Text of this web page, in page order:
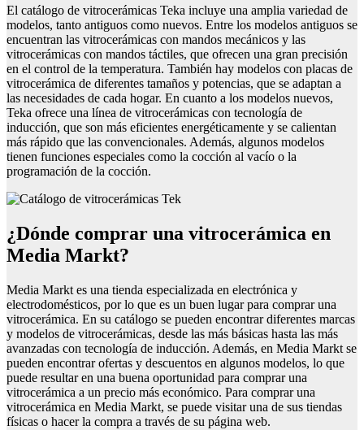
El catálogo de vitrocerámicas Teka incluye una amplia variedad de
modelos, tanto antiguos como nuevos. Entre los modelos antiguos se
encuentran las vitrocerámicas con mandos mecánicos y las
vitrocerámicas con mandos táctiles, que ofrecen una gran precisión
en el control de la temperatura. También hay modelos con placas de
vitrocerámica de diferentes tamaños y potencias, que se adaptan a
las necesidades de cada hogar. En cuanto a los modelos nuevos,
Teka ofrece una línea de vitrocerámicas con tecnología de
inducción, que son más eficientes energéticamente y se calientan
más rápido que las convencionales. Además, algunos modelos
tienen funciones especiales como la cocción al vacío o la
programación de la cocción.
¿Dónde comprar una vitrocerámica en
Media Markt?
Media Markt es una tienda especializada en electrónica y
electrodomésticos, por lo que es un buen lugar para comprar una
vitrocerámica. En su catálogo se pueden encontrar diferentes marcas
y modelos de vitrocerámicas, desde las más básicas hasta las más
avanzadas con tecnología de inducción. Además, en Media Markt se
pueden encontrar ofertas y descuentos en algunos modelos, lo que
puede resultar en una buena oportunidad para comprar una
vitrocerámica a un precio más económico. Para comprar una
vitrocerámica en Media Markt, se puede visitar una de sus tiendas
físicas o hacer la compra a través de su página web.